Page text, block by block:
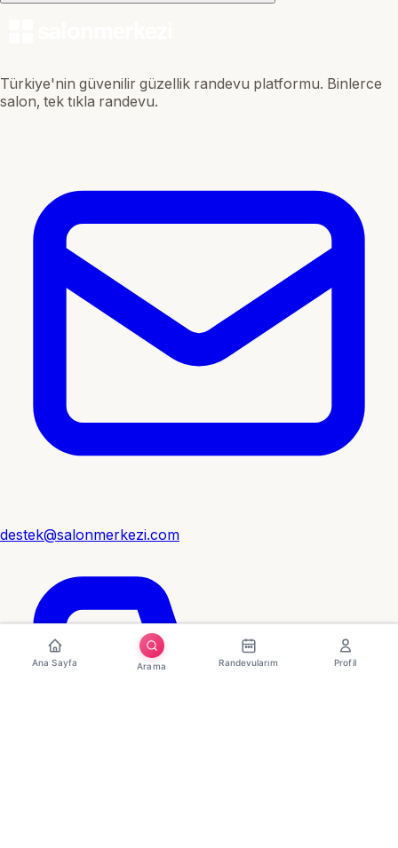
Türkiye'nin güvenilir güzellik randevu platformu. Binlerce
salon, tek tıkla randevu.
destek@salonmerkezi.com
Ana Sayfa Arama Randevularım Profil